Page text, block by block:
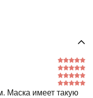
Маска имеет такую